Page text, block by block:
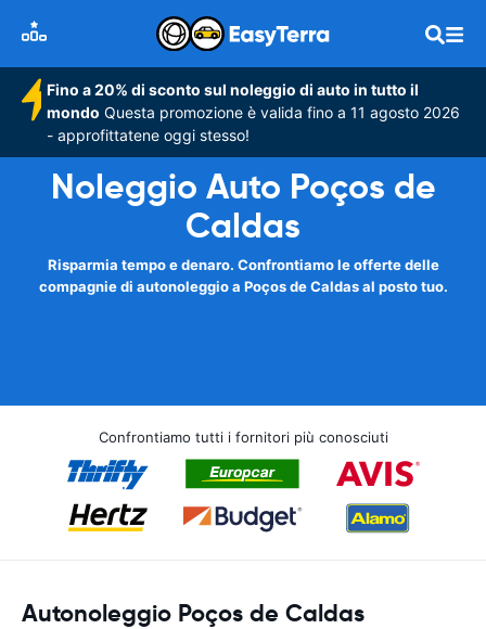
Fino a 20% di sconto sul noleggio di auto in tutto il
mondo Questa promozione è valida fino a 11 agosto 2026
- approfittatene oggi stesso!
Noleggio Auto Poços de
Caldas
Risparmia tempo e denaro. Confrontiamo le offerte delle
compagnie di autonoleggio a Poços de Caldas al posto tuo.
Confrontiamo tutti i fornitori più conosciuti
Autonoleggio Poços de Caldas